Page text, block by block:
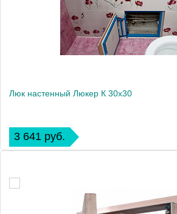
Люк настенный Люкер К 30x30
3 641 руб.